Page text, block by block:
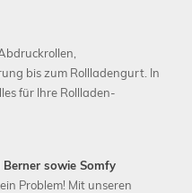
bis zum Rollladengurt. In
für Ihre Rollladen-
sowie Somfy
Problem! Mit unseren